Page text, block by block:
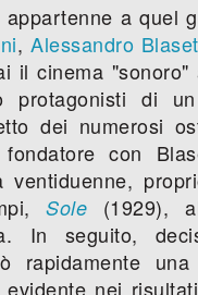
a quel
,Alessandro
il cinema
protagonisti di
dei numerosi
con
Sole (1929),
In seguito,
rapidamente
nei